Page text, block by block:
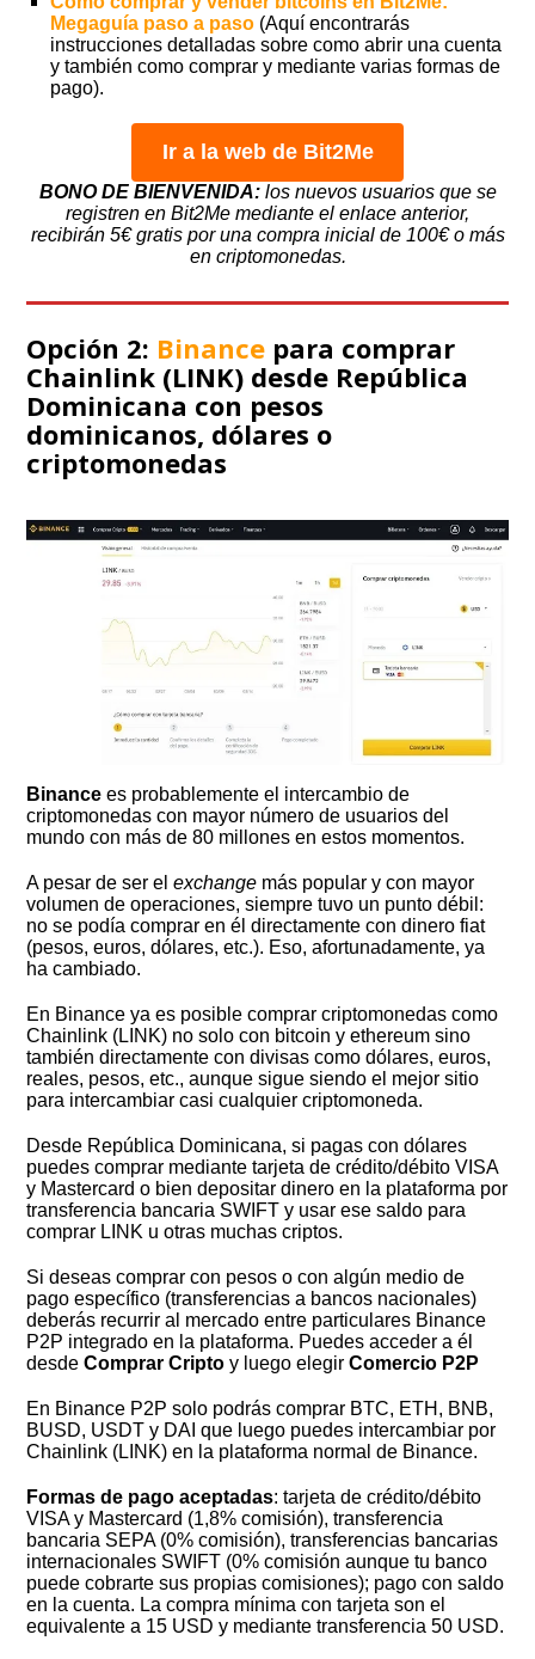
Megaguía paso a paso (Aquí encontrarás
instrucciones detalladas sobre como abrir una cuenta
y también como comprar y mediante varias formas de
pago).
Ir a la web de Bit2Me
BONO DE BIENVENIDA: los nuevos usuarios que se
registren en Bit2Me mediante el enlace anterior,
recibirán 5€ gratis por una compra inicial de 100€ o más
en criptomonedas.
Opción 2: Binance para comprar
Chainlink (LINK) desde República
Dominicana con pesos
dominicanos, dólares o
criptomonedas
Binance es probablemente el intercambio de
criptomonedas con mayor número de usuarios del
mundo con más de 80 millones en estos momentos.
A pesar de ser elexchange más popular y con mayor
volumen de operaciones, siempre tuvo un punto débil:
no se podía comprar en él directamente con dinero fiat
(pesos, euros, dólares, etc.). Eso, afortunadamente, ya
ha cambiado.
En Binance ya es posible comprar criptomonedas como
Chainlink (LINK) no solo con bitcoin y ethereum sino
también directamente con divisas como dólares, euros,
reales, pesos, etc., aunque sigue siendo el mejor sitio
para intercambiar casi cualquier criptomoneda.
Desde República Dominicana, si pagas con dólares
puedes comprar mediante tarjeta de crédito/débito VISA
y Mastercard o bien depositar dinero en la plataforma por
transferencia bancaria SWIFT y usar ese saldo para
comprar LINK u otras muchas criptos.
Si deseas comprar con pesos o con algún medio de
pago específico (transferencias a bancos nacionales)
deberás recurrir al mercado entre particulares Binance
P2P integrado en la plataforma. Puedes acceder a él
desdeComprar Cripto y luego elegirComercio P2P
En Binance P2P solo podrás comprar BTC, ETH, BNB,
BUSD, USDT y DAI que luego puedes intercambiar por
Chainlink (LINK) en la plataforma normal de Binance.
Formas de pago aceptadas: tarjeta de crédito/débito
VISA y Mastercard (1,8% comisión), transferencia
bancaria SEPA (0% comisión), transferencias bancarias
internacionales SWIFT (0% comisión aunque tu banco
puede cobrarte sus propias comisiones); pago con saldo
en la cuenta. La compra mínima con tarjeta son el
equivalente a 15 USD y mediante transferencia 50 USD.